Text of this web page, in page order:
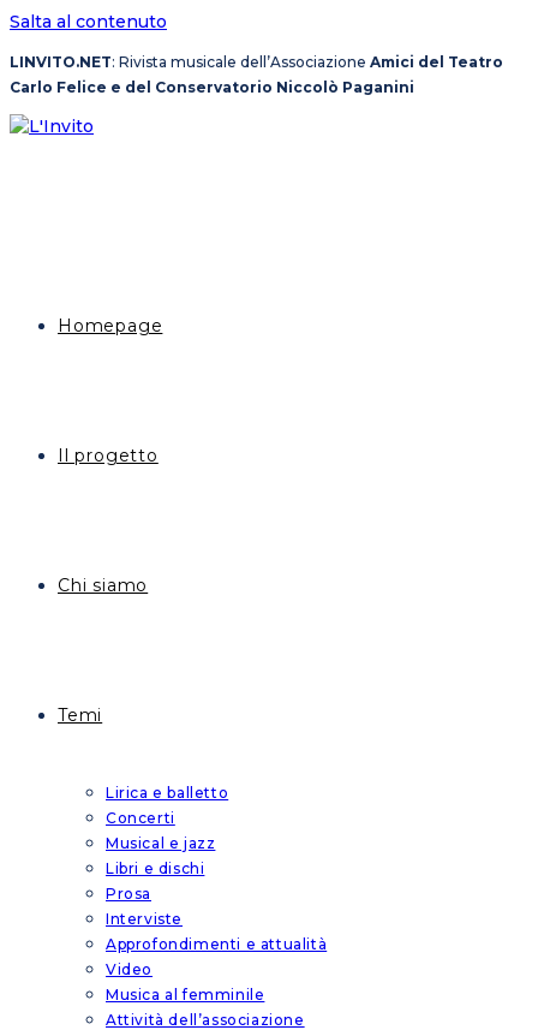
Salta al contenuto
LINVITO.NET: Rivista musicale dell’Associazione Amici del Teatro
Carlo Felice e del Conservatorio Niccolò Paganini
Homepage
Il progetto
Chi siamo
Temi
Lirica e balletto
Concerti
Musical e jazz
Libri e dischi
Prosa
Interviste
Approfondimenti e attualità
Video
Musica al femminile
Attività dell’associazione